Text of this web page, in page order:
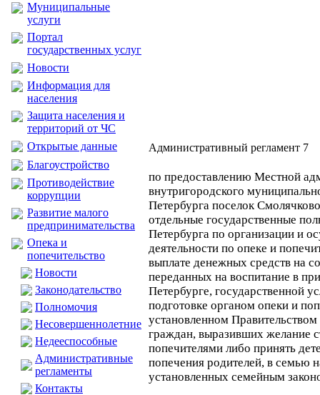
Муниципальные
услуги
Портал
государственных услуг
Новости
Информация для
населения
Защита населения и
территорий от ЧС
Открытые данные
Благоустройство
Противодействие
коррупции
Развитие малого
предпринимательства
Опека и
попечительство
Новости
Законодательство
Полномочия
Несовершеннолетние
Недееспособные
Административные
регламенты
Контакты
Административный регламент 7
по предоставлению Местной
внутригородского
Петербурга поселок
отдельные государственные
Петербурга по организации и
деятельности по опеке и
выплате денежных средств на
переданных на воспитание в
Петербурге, государственной
подготовке органом опеки и
установленном
граждан, выразивших желание
попечителями либо принять
попечения родителей, в семью
установленных семейным